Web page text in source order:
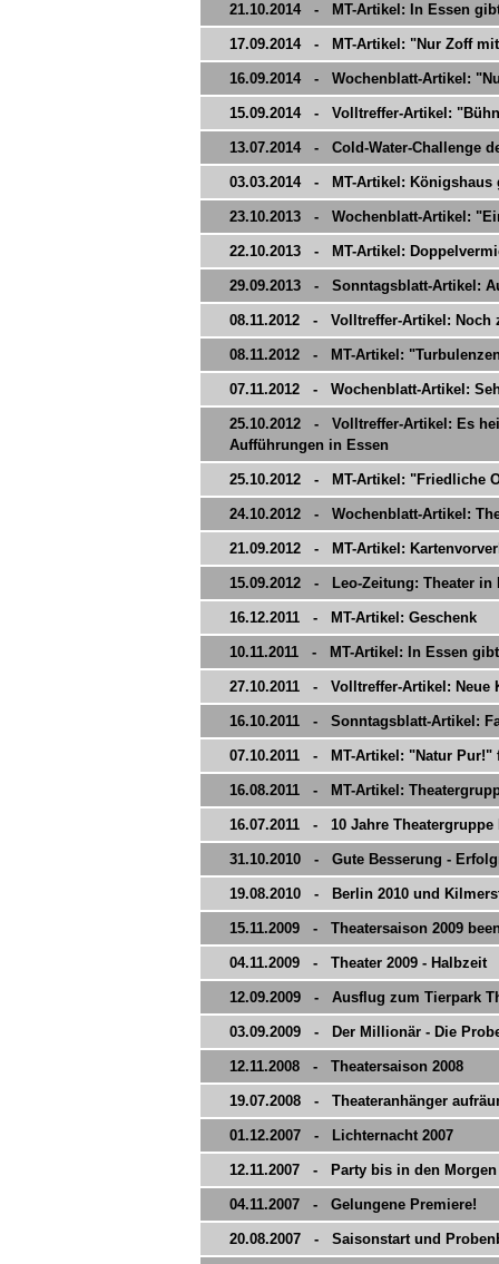
21.10.2014 - MT-Artikel: In Essen
17.09.2014 - MT-Artikel: "Nur Zoff
16.09.2014 - Wochenblatt-Artikel:
15.09.2014 - Volltreffer-Artikel:
13.07.2014 - Cold-Water-Challenge
03.03.2014 - MT-Artikel: Königshaus
23.10.2013 - Wochenblatt-Artikel:
22.10.2013 - MT-Artikel:
29.09.2013 - Sonntagsblatt-Artikel:
08.11.2012 - Volltreffer-Artikel: Noch
08.11.2012 - MT-Artikel:
07.11.2012 - Wochenblatt-Artikel:
25.10.2012 - Volltreffer-Artikel: Es
Aufführungen in Essen
25.10.2012 - MT-Artikel: "Friedliche
24.10.2012 - Wochenblatt-Artikel:
21.09.2012 - MT-Artikel:
15.09.2012 - Leo-Zeitung: Theater in
16.12.2011 - MT-Artikel: Geschenk
10.11.2011 - MT-Artikel: In Essen
27.10.2011 - Volltreffer-Artikel: Neue
16.10.2011 - Sonntagsblatt-Artikel:
07.10.2011 - MT-Artikel: "Natur Pur!"
16.08.2011 - MT-Artikel:
16.07.2011 - 10 Jahre Theatergruppe
31.10.2010 - Gute Besserung -
19.08.2010 - Berlin 2010 und
15.11.2009 - Theatersaison 2009
04.11.2009 - Theater 2009 - Halbzeit
12.09.2009 - Ausflug zum Tierpark
03.09.2009 - Der Millionär - Die
12.11.2008 - Theatersaison 2008
19.07.2008 - Theateranhänger
01.12.2007 - Lichternacht 2007
12.11.2007 - Party bis in den Morgen
04.11.2007 - Gelungene Premiere!
20.08.2007 - Saisonstart und